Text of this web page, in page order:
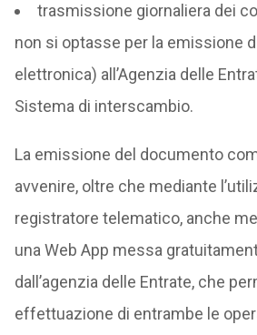
trasmissione giornaliera dei
non si optasse per la emissione
elettronica) all’Agenzia delle
Sistema di interscambio.
La emissione del documento
avvenire, oltre che mediante
registratore telematico, anche
una Web App messa
dall’agenzia delle Entrate, che
effettuazione di entrambe le